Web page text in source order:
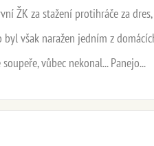
ŽK za stažení protihráče za
však naražen jedním z
vůbec nekonal... Panejo...